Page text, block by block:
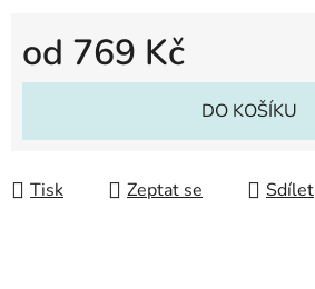
od 769 Kč
Měrná cena:
DO KOŠÍKU
Tisk Zeptat se Sdílet